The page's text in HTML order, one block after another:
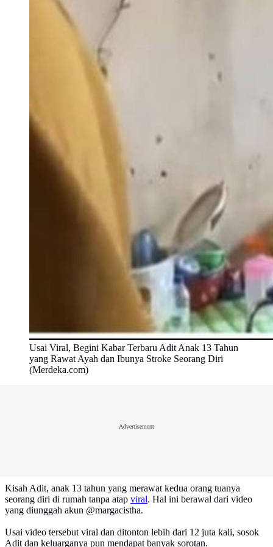
Usai Viral, Begini Kabar Terbaru Adit Anak 13 Tahun
yang Rawat Ayah dan Ibunya Stroke Seorang Diri
(Merdeka.com)
Advertisement
Kisah Adit, anak 13 tahun yang merawat kedua orang tuanya
seorang diri di rumah tanpa atap viral. Hal ini berawal dari video
yang diunggah akun @margacistha.
Usai video tersebut viral dan ditonton lebih dari 12 juta kali, sosok
Adit dan keluarganya pun mendapat banyak sorotan.